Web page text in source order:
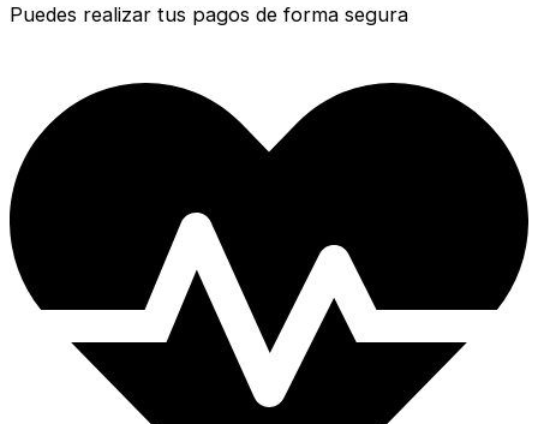
Puedes realizar tus pagos de forma segura